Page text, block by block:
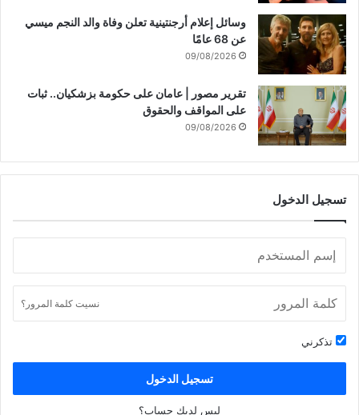
وسائل إعلام أرجنتينية تعلن وفاة والد النجم ميسي
عن 68 عامًا
09/08/2026
تقرير مصور | عامان على حكومة بزشكيان.. ثبات
على المواقف والحقوق
09/08/2026
تسجيل الدخول
نسيت كلمة المرور؟
تذكرني
تسجيل الدخول
ليس لديك حساب؟